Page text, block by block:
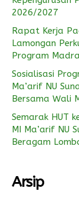
2026/2027
Rapat Kerja
Lamongan
Program
Sosialisasi
Ma’arif NU
Bersama Wali
Semarak HUT
MI Ma’arif NU
Beragam
Arsip